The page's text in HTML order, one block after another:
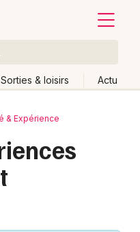
Sorties & loisirs Actu
& Expérience
Changer de lieu
end